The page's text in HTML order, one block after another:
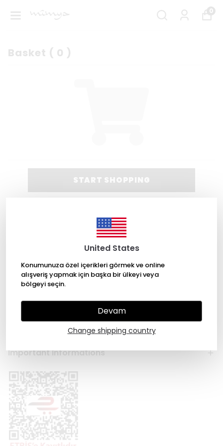
United States
Konumunuza özel içerikleri görmek ve online
alışveriş yapmak için başka bir ülkeyi veya
bölgeyi seçin.
Devam
Change shipping country
0
Basket ( 0 )
START SHOPPING
Categories
Important Informations